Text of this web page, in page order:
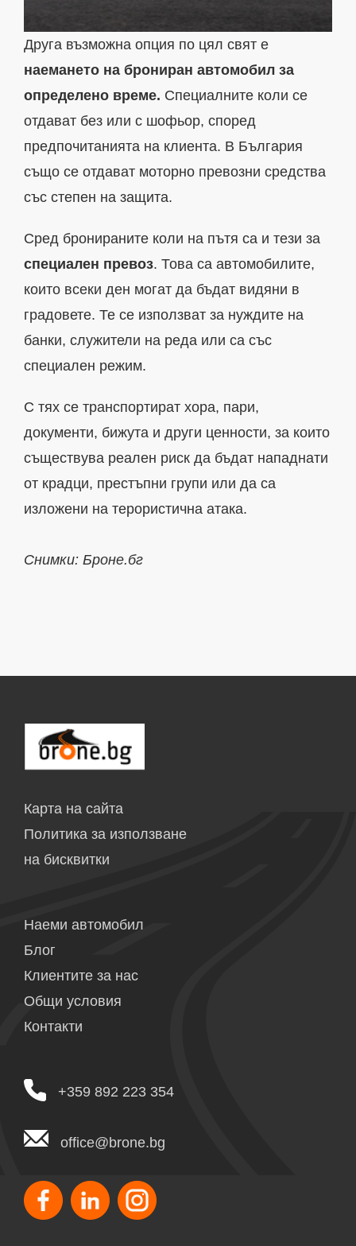
Друга възможна опция по цял свят е
наемането на брониран автомобил за
определено време. Специалните коли се
отдават без или с шофьор, според
предпочитанията на клиента. В България
също се отдават моторно превозни средства
със степен на защита.
Сред бронираните коли на пътя са и тези за
специален превоз. Това са автомобилите,
които всеки ден могат да бъдат видяни в
градовете. Те се използват за нуждите на
банки, служители на реда или са със
специален режим.
С тях се транспортират хора, пари,
документи, бижута и други ценности, за които
съществува реален риск да бъдат нападнати
от крадци, престъпни групи или да са
изложени на терористична атака.
Снимки: Броне.бг
Карта на сайта
Политика за използване
на бисквитки
Наеми автомобил
Блог
Клиентите за нас
Общи условия
Контакти
+359 892 223 354
office@brone.bg